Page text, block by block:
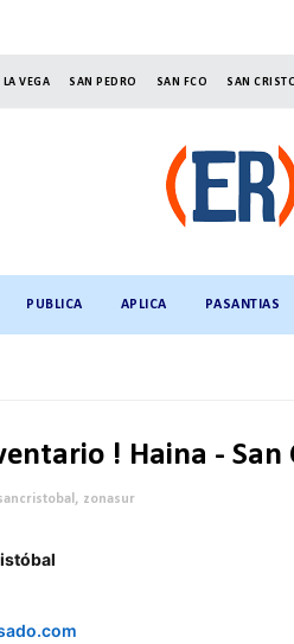
LA VEGA SAN PEDRO SAN FCO SAN
PUBLICA APLICA PASANTIAS
! Haina - San
, zonasur